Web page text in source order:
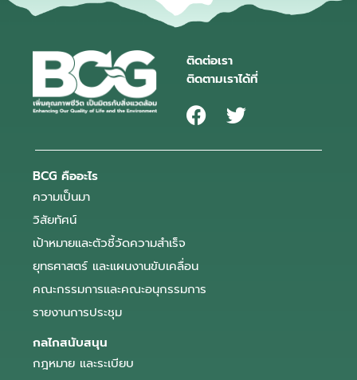
ติดต่อเรา
ติดตามเราได้ที่
BCG คืออะไร
ความเป็นมา
วิสัยทัศน์
เป้าหมายและตัวชี้วัดความสำเร็จ
ยุทธศาสตร์ และแผนงานขับเคลื่อน
คณะกรรมการและคณะอนุกรรมการ
รายงานการประชุม
กลไกสนับสนุน
กฎหมาย และระเบียบ